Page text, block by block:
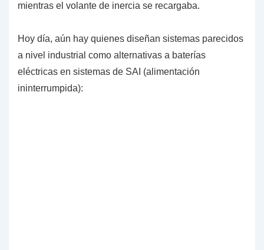
mientras el volante de inercia se recargaba.
Hoy día, aún hay quienes diseñan sistemas parecidos
a nivel industrial como alternativas a baterías
eléctricas en sistemas de SAI (alimentación
ininterrumpida):